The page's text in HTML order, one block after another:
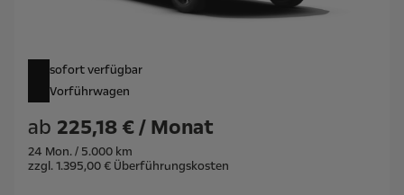
sofort verfügbar
Vorführwagen
ab 225,18 € / Monat
24 Mon. / 5.000 km
zzgl. 1.395,00 € Überführungskosten